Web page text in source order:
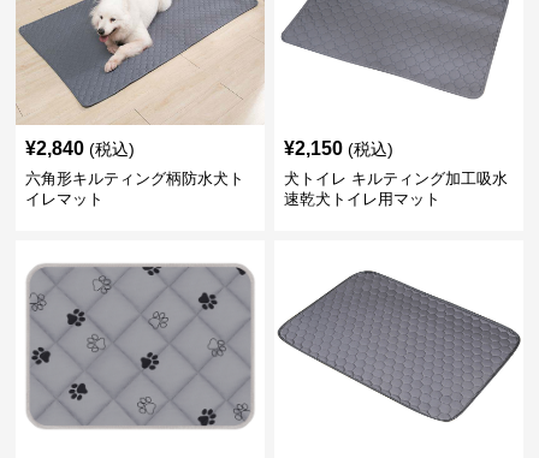
¥2,840 (税込)
六角形キルティング柄防水犬ト
イレマット
¥2,150 (税込)
犬トイレ キルティング加工吸水
速乾犬トイレ用マット